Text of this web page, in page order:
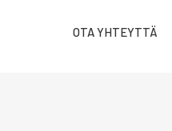
OTA YHTEYTTÄ